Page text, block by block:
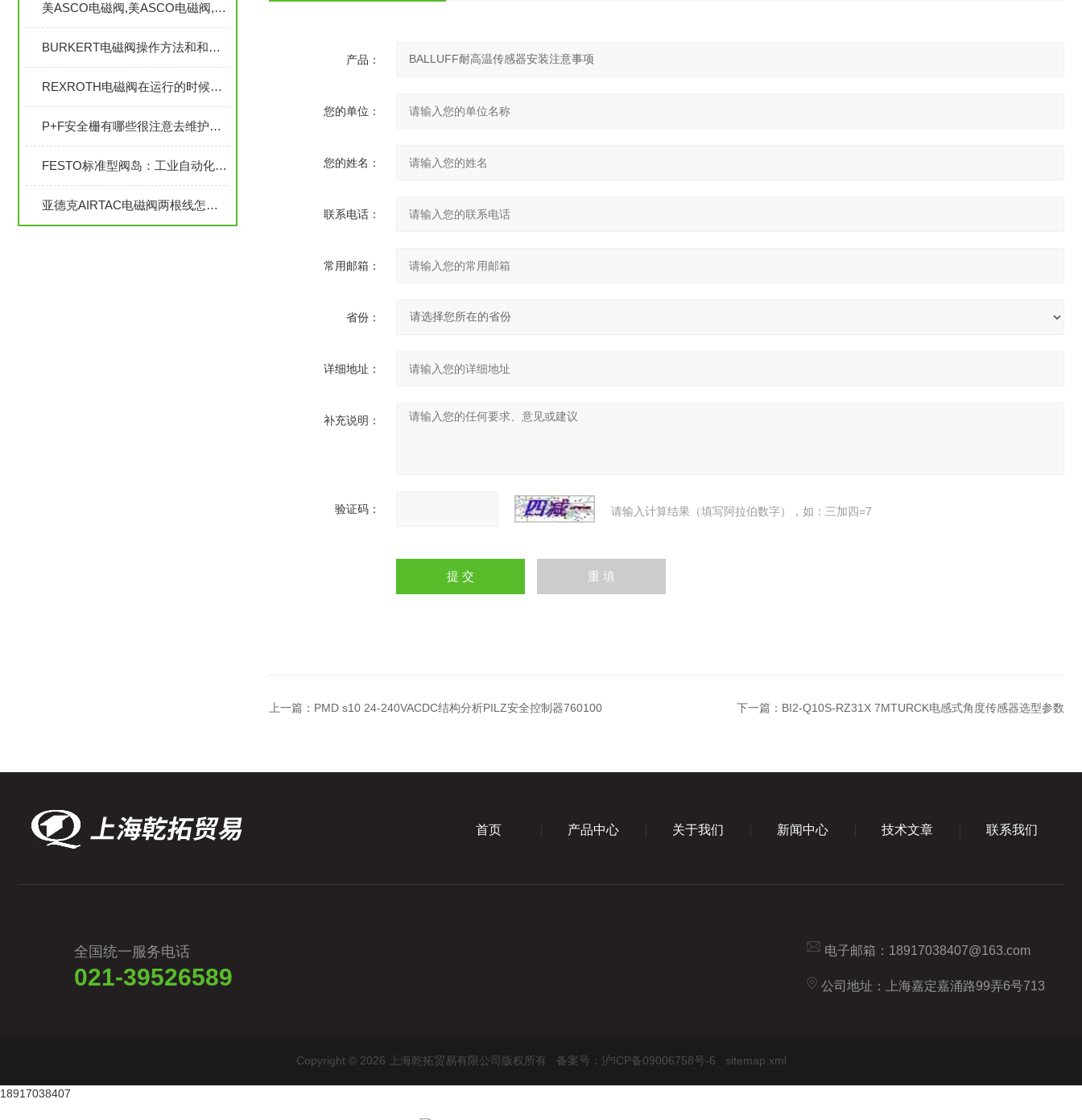
美ASCO电磁阀,美ASCO电磁阀,美ASCO电磁阀
BURKERT电磁阀操作方法和和缺点描述？
REXROTH电磁阀在运行的时候是靠哪些参数控制
P+F安全栅有哪些很注意去维护的参数
FESTO标准型阀岛：工业自动化领域的“神经中枢”
亚德克AIRTAC电磁阀两根线怎么知道哪根是正极？解决方法大揭秘
产品：
您的单位：
您的姓名：
联系电话：
常用邮箱：
省份：
详细地址：
补充说明：
验证码： 请输入计算结果（填写阿拉伯数字），如：三加四=7
上一篇： PMD s10 24-240VACDC结构分析PILZ安全控制器760100 下一篇： BI2-Q10S-RZ31X 7MTURCK电感式角度传感器选型参数
首页 产品中心 关于我们 新闻中心 技术文章 联系我们
全国统一服务电话
021-39526589
电子邮箱： 18917038407@163.com
公司地址：上海嘉定嘉涌路99弄6号713
Copyright © 2026 上海乾拓贸易有限公司版权所有 备案号：沪ICP备09006758号-6 sitemap.xml
18917038407